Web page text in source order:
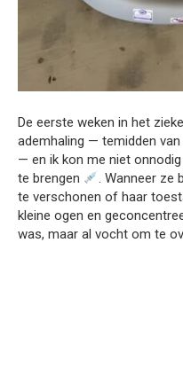
De eerste weken in het
ademhaling — temidden
— en ik kon me niet
te brengen
. Wanneer ze
te verschonen of haar
kleine ogen en
was, maar al vocht om te